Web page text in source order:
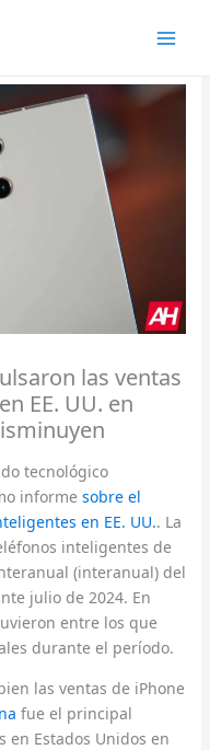
las ventas
EE. UU. en
tecnológico
informe sobre el
en EE. UU.. La
inteligentes de
(interanual) del
julio de 2024. En
entre los que
durante el período.
las ventas de iPhone
fue el principal
Estados Unidos en